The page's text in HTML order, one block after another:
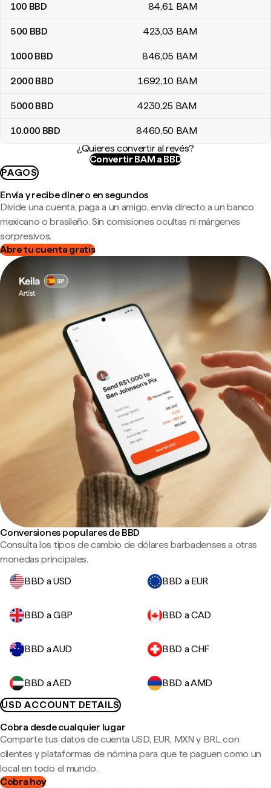
100 BBD 84,61 BAM
500 BBD 423,03 BAM
1000 BBD 846,05 BAM
2000 BBD 1692,10 BAM
5000 BBD 4230,25 BAM
10.000 BBD 8460,50 BAM
¿Quieres convertir al revés?
Convertir BAM a BBD
PAGOS
Envía y recibe dinero en segundos
Divide una cuenta, paga a un amigo, envía directo a un banco
mexicano o brasileño. Sin comisiones ocultas ni márgenes
sorpresivos.
Abre tu cuenta gratis
Conversiones populares de BBD
Consulta los tipos de cambio de dólares barbadenses a otras
monedas principales.
BBD a USD
BBD a EUR
BBD a GBP BBD a CAD
BBD a AUD BBD a CHF
BBD a AED
BBD a AMD
USD ACCOUNT DETAILS
Cobra desde cualquier lugar
Comparte tus datos de cuenta USD, EUR, MXN y BRL con
clientes y plataformas de nómina para que te paguen como un
local en todo el mundo.
Cobra hoy